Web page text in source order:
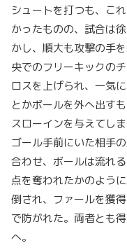
シュートを打つも、こ
かったものの、試合は
かし、順大も攻撃の手
央でのフリーキックの
ロスを上げられ、一気
とかボールを外へ出す
スローインを与えてし
ゴール手前にいた相手
合わせ、ボールは流れ
点を奪われたかのよう
倒され、ファールを獲
で防がれた。両者とも
へ。